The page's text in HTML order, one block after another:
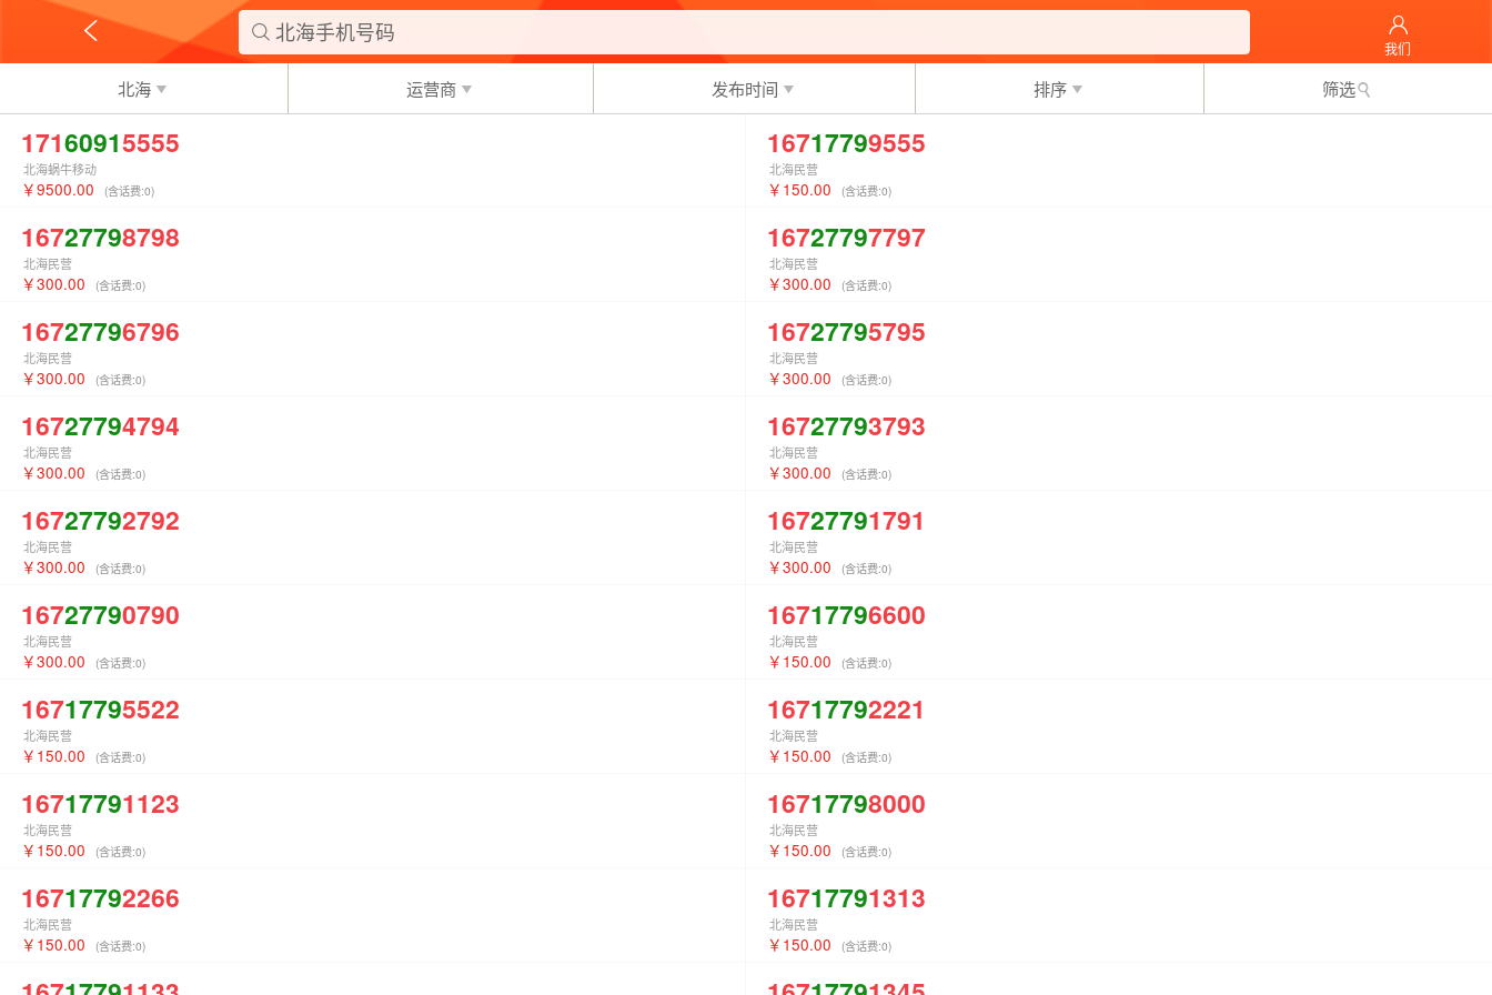
 北海手机号码
我们
北海 运营商 发布时间 排序 筛选
17160915555
北海蜗牛移动
9500.00 (含话费:0)
16717799555
北海民营
150.00 (含话费:0)
16727798798
北海民营
300.00 (含话费:0)
16727797797
北海民营
300.00 (含话费:0)
16727796796
北海民营
300.00 (含话费:0)
16727795795
北海民营
300.00 (含话费:0)
16727794794
北海民营
300.00 (含话费:0)
16727793793
北海民营
300.00 (含话费:0)
16727792792
北海民营
300.00 (含话费:0)
16727791791
北海民营
300.00 (含话费:0)
16727790790
北海民营
300.00 (含话费:0)
16717796600
北海民营
150.00 (含话费:0)
16717795522
北海民营
150.00 (含话费:0)
16717792221
北海民营
150.00 (含话费:0)
16717791123
北海民营
150.00 (含话费:0)
16717798000
北海民营
150.00 (含话费:0)
16717792266
北海民营
150.00 (含话费:0)
16717791313
北海民营
150.00 (含话费:0)